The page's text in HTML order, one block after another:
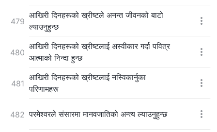
479
आखिरी दिनहरूको ख्रीष्टले अनन्त जीवनको बाटो
ल्याउनुहुन्छ
480
आखिरी दिनहरूको ख्रीष्टलाई अस्वीकार गर्दा पवित्र
आत्माको निन्दा हुन्छ
481
आखिरी दिनहरूको ख्रीष्टलाई नस्विकार्नुका
परिणामहरू
482 परमेश्‍वरले संसारमा मानवजातिको अन्त्य ल्याउनुहुन्छ